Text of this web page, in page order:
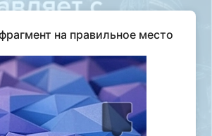
на правильное место